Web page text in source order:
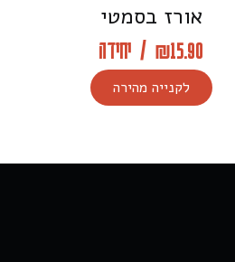
אורז בסמטי
₪15.90
/ יחידה
לקנייה מהירה